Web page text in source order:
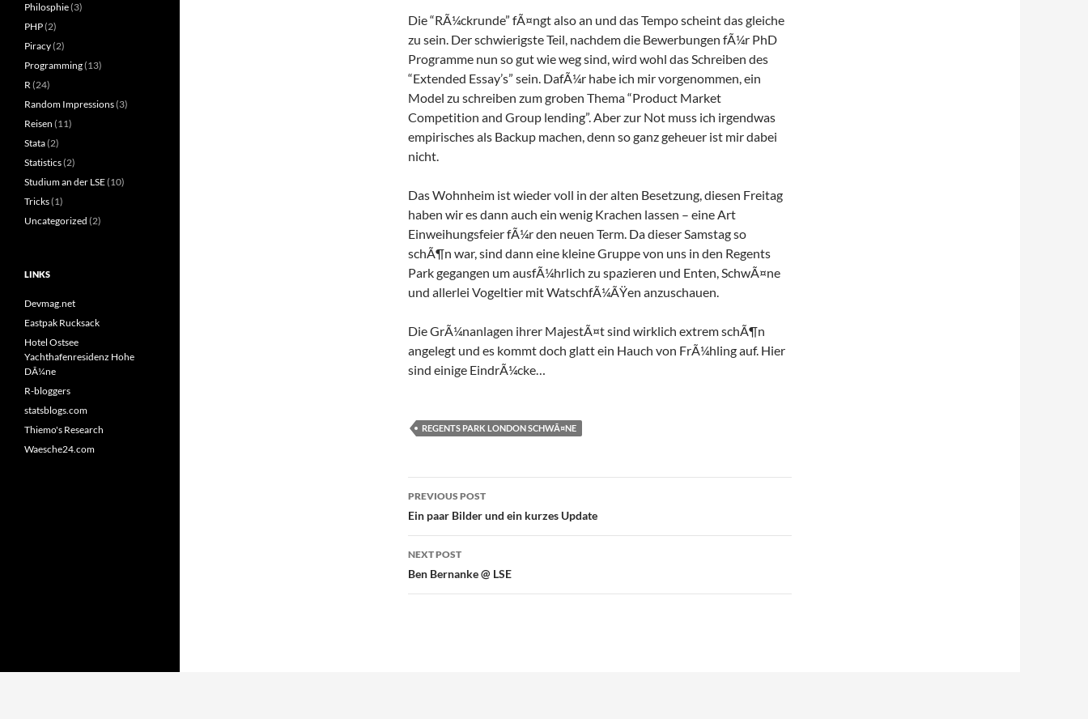
Die “RÃ¼ckrunde” fÃ¤ngt also an und das Tempo scheint das gleiche
zu sein. Der schwierigste Teil, nachdem die Bewerbungen fÃ¼r PhD
Programme nun so gut wie weg sind, wird wohl das Schreiben des
“Extended Essay’s” sein. DafÃ¼r habe ich mir vorgenommen, ein
Model zu schreiben zum groben Thema “Product Market
Competition and Group lending”. Aber zur Not muss ich irgendwas
empirisches als Backup machen, denn so ganz geheuer ist mir dabei
nicht.
Das Wohnheim ist wieder voll in der alten Besetzung, diesen Freitag
haben wir es dann auch ein wenig Krachen lassen – eine Art
Einweihungsfeier fÃ¼r den neuen Term. Da dieser Samstag so
schÃ¶n war, sind dann eine kleine Gruppe von uns in den Regents
Park gegangen um ausfÃ¼hrlich zu spazieren und Enten, SchwÃ¤ne
und allerlei Vogeltier mit WatschfÃ¼ÃŸen anzuschauen.
Die GrÃ¼nanlagen ihrer MajestÃ¤t sind wirklich extrem schÃ¶n
angelegt und es kommt doch glatt ein Hauch von FrÃ¼hling auf. Hier
sind einige EindrÃ¼cke…
REGENTS PARK LONDON SCHWÃ¤NE
Post
navigation
PREVIOUS POST
Ein paar Bilder und ein kurzes Update
NEXT POST
Ben Bernanke @ LSE
Philosphie(3)
PHP(2)
Piracy(2)
Programming(13)
R(24)
Random Impressions(3)
Reisen (11)
Stata(2)
Statistics(2)
Studium an der LSE(10)
Tricks(1)
Uncategorized (2)
LINKS
Devmag.net
Eastpak Rucksack
Hotel Ostsee
Yachthafenresidenz Hohe
DÃ¼ne
R-bloggers
statsblogs.com
Thiemo's Research
Waesche24.com